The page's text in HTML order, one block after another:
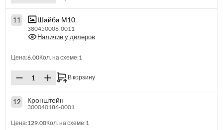
11 Шайба М10
380450006-0011
Наличие у дилеров
Цена:6.00Кол. на схеме:1
В корзину
12 Кронштейн
300040186-0001
Цена:129.00Кол. на схеме:1